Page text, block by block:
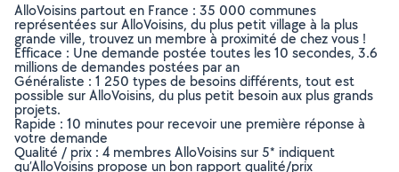
AlloVoisins partout en France : 35 000 communes
représentées sur AlloVoisins, du plus petit village à la plus
grande ville, trouvez un membre à proximité de chez vous !
Efficace : Une demande postée toutes les 10 secondes, 3.6
millions de demandes postées par an
Généraliste : 1 250 types de besoins différents, tout est
possible sur AlloVoisins, du plus petit besoin aux plus grands
projets.
Rapide : 10 minutes pour recevoir une première réponse à
votre demande
Qualité / prix : 4 membres AlloVoisins sur 5* indiquent
qu’AlloVoisins propose un bon rapport qualité/prix